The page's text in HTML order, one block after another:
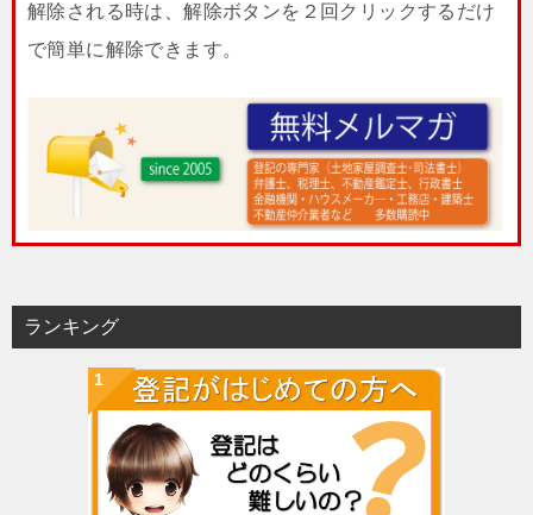
解除される時は、解除ボタンを２回クリックするだけ
で簡単に解除できます。
ランキング